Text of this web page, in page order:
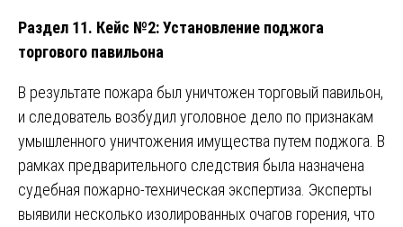
Раздел 11. Кейс №2: Установление поджога
торгового павильона
В результате пожара был уничтожен торговый павильон,
и следователь возбудил уголовное дело по признакам
умышленного уничтожения имущества путем поджога. В
рамках предварительного следствия была назначена
судебная пожарно-техническая экспертиза. Эксперты
выявили несколько изолированных очагов горения, что